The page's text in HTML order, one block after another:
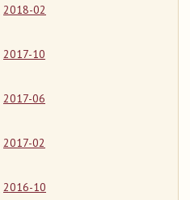
2018-02
2017-10
2017-06
2017-02
2016-10